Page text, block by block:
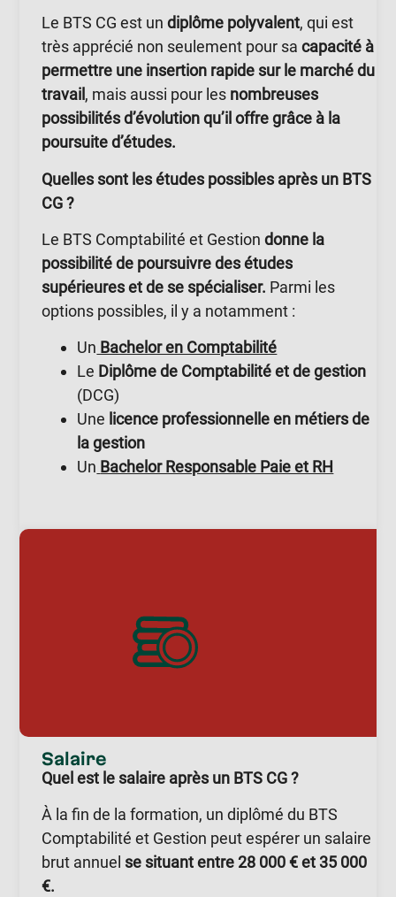
Le BTS CG est un diplôme polyvalent, qui est
très apprécié non seulement pour sacapacité à
permettre une insertion rapide sur le marché du
travail , mais aussi pour les nombreuses
possibilités d’évolution qu’il offre grâce à la
poursuite d’études.
Quelles sont les études possibles après un BTS
CG ?
Le BTS Comptabilité et Gestiondonne la
possibilité de poursuivre des études
supérieures et de se spécialiser. Parmi les
options possibles, il y a notamment :
Un Bachelor en Comptabilité
Le Diplôme de Comptabilité et de gestion
(DCG)
Une licence professionnelle en métiers de
la gestion
Un Bachelor Responsable Paie et RH
Salaire
Quel est le salaire après un BTS CG ?
À la fin de la formation, un diplômé du BTS
Comptabilité et Gestion peut espérer un salaire
brut annuel se situant entre 28 000 € et 35 000
€.